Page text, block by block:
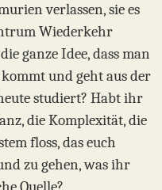
verlassen, sie es
Wiederkehr
ganze Idee, dass man
und geht aus der
studiert? Habt ihr
die Komplexität, die
floss, das euch
zu gehen, was ihr